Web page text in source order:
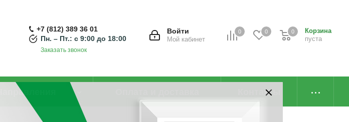
0 0
Корзина
пуста
0
Войти
Мой кабинет
+7 (812) 389 36 01
Пн. – Пт.: с 9:00 до 18:00
Заказать звонок
Направления Контакты